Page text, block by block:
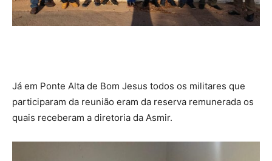
Já em Ponte Alta de Bom Jesus todos os militares que
participaram da reunião eram da reserva remunerada os
quais receberam a diretoria da Asmir.